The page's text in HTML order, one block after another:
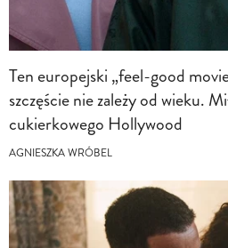
Ten europejski „feel-good
szczęście nie zależy od wieku.
cukierkowego Hollywood
AGNIESZKA WRÓBEL